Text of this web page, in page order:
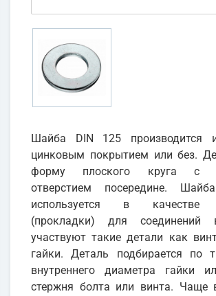
Шайба DIN 125 производится
цинковым покрытием или без.
форму плоского круга с
отверстием посередине.
используется в качестве
(прокладки) для соединений
участвуют такие детали как
гайки. Деталь подбирается по
внутреннего диаметра гайки
стержня болта или винта. Чаще